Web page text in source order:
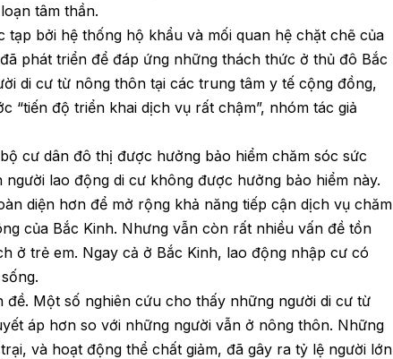
tâm thần.
bởi hệ thống hộ khẩu và mối quan hệ chặt chẽ của
phát triển để đáp ứng những thách thức ở thủ đô Bắc
di cư từ nông thôn tại các trung tâm y tế cộng đồng,
“tiến độ triển khai dịch vụ rất chậm”, nhóm tác giả
cư dân đô thị được hưởng bảo hiểm chăm sóc sức
lao động di cư không được hưởng bảo hiểm này.
diện hơn để mở rộng khả năng tiếp cận dịch vụ chăm
của Bắc Kinh. Nhưng vẫn còn rất nhiều vấn đề tồn
ở trẻ em. Ngay cả ở Bắc Kinh, lao động nhập cư có
Một số nghiên cứu cho thấy những người di cư từ
áp hơn so với những người vẫn ở nông thôn. Những
và hoạt động thể chất giảm, đã gây ra tỷ lệ người lớn